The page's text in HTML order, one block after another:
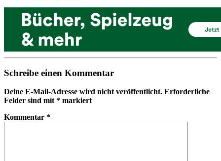
Schreibe einen Kommentar
Deine E-Mail-Adresse wird nicht veröffentlicht. Erforderliche
Felder sind mit* markiert
Kommentar *